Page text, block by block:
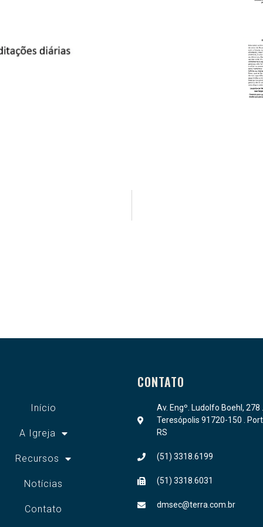
Início
A Igreja
Recursos
Notícias
Contato
CONTATO
Av. Engº. Ludolfo Boehl, 278 .
Teresópolis 91720-150 .
RS
(51) 3318.6199
(51) 3318.6031
dmsec@terra.com.br